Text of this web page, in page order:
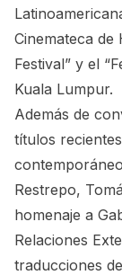
Cinemateca de
Festival” y el
Kuala Lumpur.
Además de
títulos
Restrepo,
homenaje a
Relaciones
traducciones